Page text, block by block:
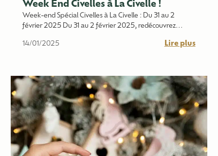
Week End Civelles à La Civelle !
Week-end Spécial Civelles à La Civelle : Du 31 au 2
février 2025 Du 31 au 2 février 2025, redécouvrez...
14/01/2025 Lire plus